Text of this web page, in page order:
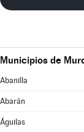
Municipios de
Abanilla
Abarán
Águilas